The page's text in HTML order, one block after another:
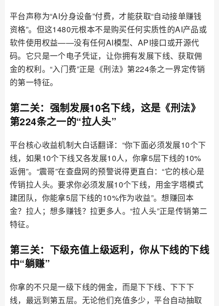
平台声称为“AI分身设备”付费，才能获取“自动接单赚钱
资格”。但这1480元根本不是购买任何实质性的AI产品或
软件使用权益——没有任何AI模型、API接口或开源代
码。它只是一个电子凭证，让你拥有发展下线、获取佣
金的权利。“入门费”正是《刑法》第224条之一界定传销
的第一特征。
第二关：强制发展10名下线，这是《刑法》
第224条之一的“拉人头”
平台核心收益机制大白话翻译：“你下面必须发展10个下
线，如果10个下线又各发展10人，你拿5层下线的10%
返佣”。“震哥”在查盘网的预警说得更直白：“它的核心是
传销拉人头。要求你必须发展10个下线，用金字塔模式
建团队，你能拿5层下线的10%作为收益”。想赚回本
金？拉人；想多赚钱？拉更多人。“拉人头”正是传销第二
特征。
第三关：下级充值上级返利，你从下线的下线
中“躺赚”
你拿的不只是一级下线的佣金，而是下下线、下下下
线，最远到第五层。无论他们充值多少，平台自动抽取